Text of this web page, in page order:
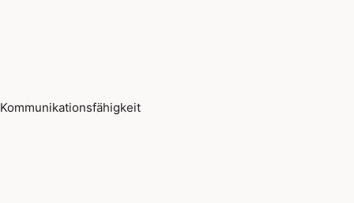
Kommunikationsfähigkeit